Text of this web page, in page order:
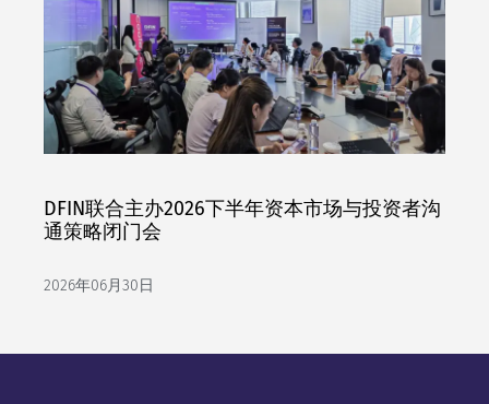
DFIN联合主办2026下半年资本市场与投资者沟
通策略闭门会
2026年06月30日